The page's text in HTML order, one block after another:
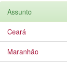
Assunto
Ceará
Maranhão